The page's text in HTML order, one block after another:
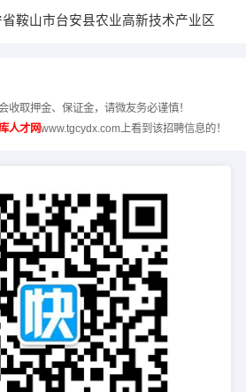
省鞍山市台安县农业高新技术产业区
收取押金、保证金，请微友务必谨慎！
人才网www.tgcydx.com上看到该招聘信息的！